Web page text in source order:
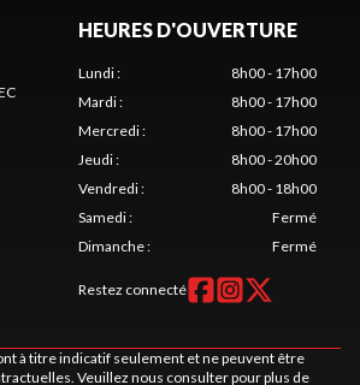
HEURES D'OUVERTURE
Lundi:
8h00 - 17h00
Mardi:
8h00 - 17h00
Mercredi:
8h00 - 17h00
Jeudi:
8h00 - 20h00
Vendredi:
8h00 - 18h00
Samedi:
Fermé
Dimanche: Fermé
Restez connecté
à titre indicatif seulement et ne peuvent être
Veuillez nous consulter pour plus de